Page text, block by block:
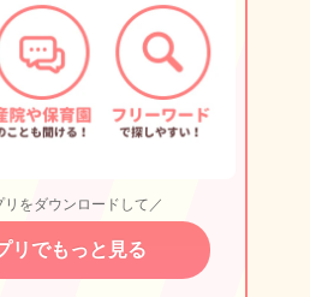
リをダウンロードして／
リでもっと見る